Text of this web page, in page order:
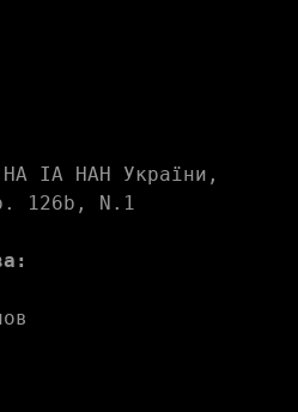
НА ІА НАН України,
126b, N.1